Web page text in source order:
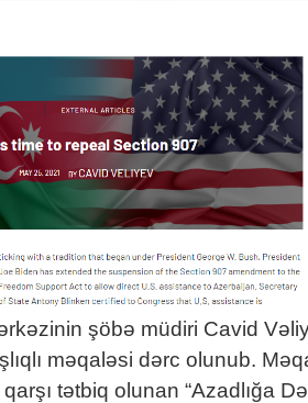
şöbə müdiri Cavid
məqaləsi dərc olunub.
tətbiq olunan “Azadlığa